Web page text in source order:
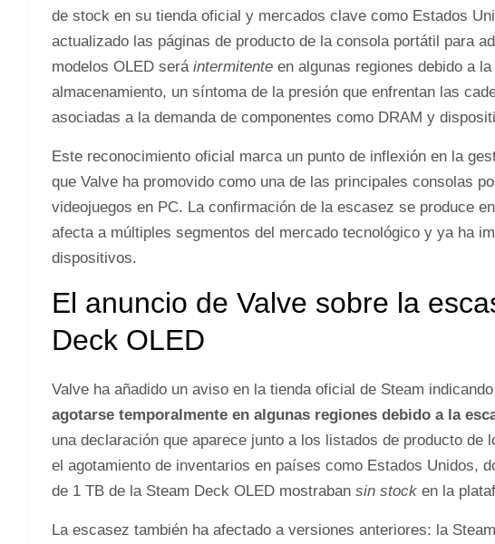
de stock en su tienda oficial y mercados clave como Estados
actualizado las páginas de producto de la consola portátil para
modelos OLED será intermitente en algunas regiones debido a
almacenamiento, un síntoma de la presión que enfrentan las
asociadas a la demanda de componentes como DRAM y
Este reconocimiento oficial marca un punto de inflexión en la
que Valve ha promovido como una de las principales consolas
videojuegos en PC. La confirmación de la escasez se produce
afecta a múltiples segmentos del mercado tecnológico y ya ha
dispositivos.
El anuncio de Valve sobre la
Deck OLED
Valve ha añadido un aviso en la tienda oficial de Steam
agotarse temporalmente en algunas regiones debido a la
una declaración que aparece junto a los listados de producto de
el agotamiento de inventarios en países como Estados Unidos,
de 1 TB de la Steam Deck OLED mostraban sin stock en la
La escasez también ha afectado a versiones anteriores: la